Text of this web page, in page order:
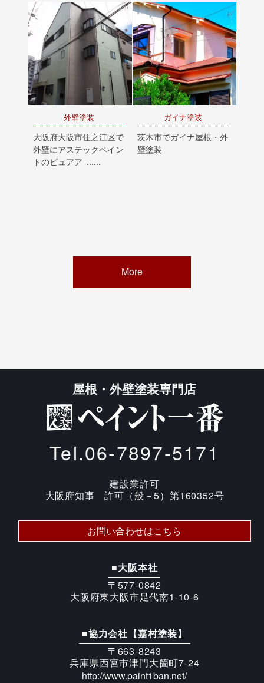
外壁塗装
大阪府大阪市住之江区で
外壁にアステックペイン
トのピュアア ......
ガイナ塗装
茨木市でガイナ屋根・外
壁塗装
More
屋根・外壁塗装専門店
Tel.06-7897-5171
建設業許可
大阪府知事 許可（般－5）第160352号
お問い合わせはこちら
■大阪本社
〒577-0842
大阪府東大阪市足代南1-10-6
■協力会社【嘉村塗装】
〒663-8243
兵庫県西宮市津門大箇町7-24
http://www.paint1ban.net/